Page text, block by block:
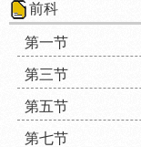
前科
第一节
第三节
第五节
第七节